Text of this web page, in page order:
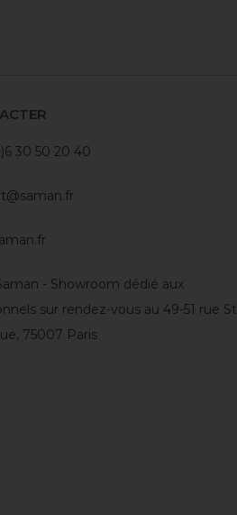
30 50 20 40
- Showroom dédié aux
sur rendez-vous au 49-51 rue St
75007 Paris